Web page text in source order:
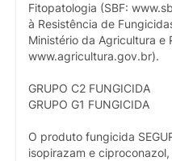
Fitopatologia (SBF:
à Resistência de
Ministério da Agricultura e
www.agricultura.gov.br).
GRUPO C2 FUNGICIDA
GRUPO G1 FUNGICIDA
O produto fungicida
isopirazam e